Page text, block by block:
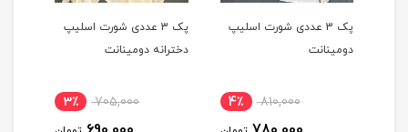
پک 3 عددی شورت اسلیپ
دخترانه دومینانت
705,000 3٪
پک 3 عددی شورت اسلیپ
کوزا
735,000 3٪